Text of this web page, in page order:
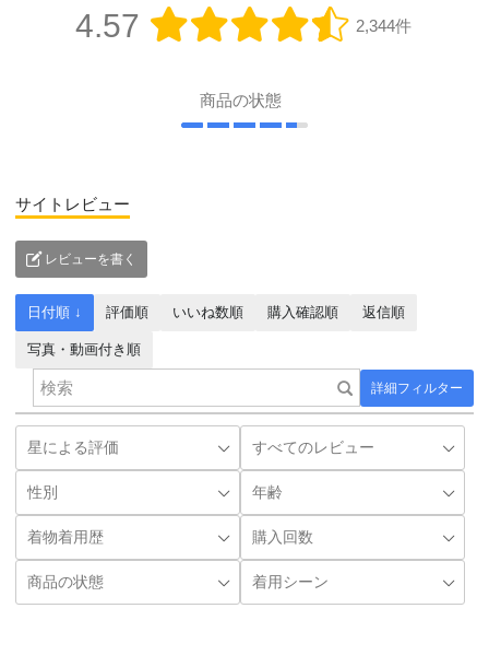
4.57 2,344件
商品の状態
サイトレビュー
レビューを書く
詳細フィルター
日付順 ↓ 評価順 いいね数順 購入確認順 返信順
写真・動画付き順